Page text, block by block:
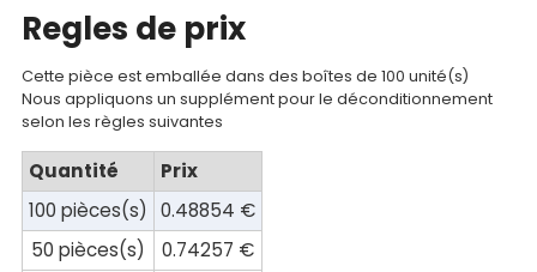
compte
Mon
panier
Contact
Regles de prix
Cette pièce est emballée dans des boîtes de 100 unité(s)
Nous appliquons un supplément pour le déconditionnement
selon les règles suivantes
Quantité
Prix
100 pièces(s)
0.48854 €
50 pièces(s)
0.74257 €